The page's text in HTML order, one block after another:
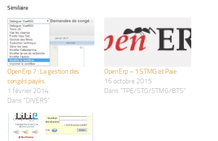
Similaire
OpenErp 7 : La gestion des
congés payés.
1 février 2014
Dans "DIVERS"
OpenErp – 1 STMG et Paie
16 octobre 2015
Dans "TPE/STG/STMG/BTS"